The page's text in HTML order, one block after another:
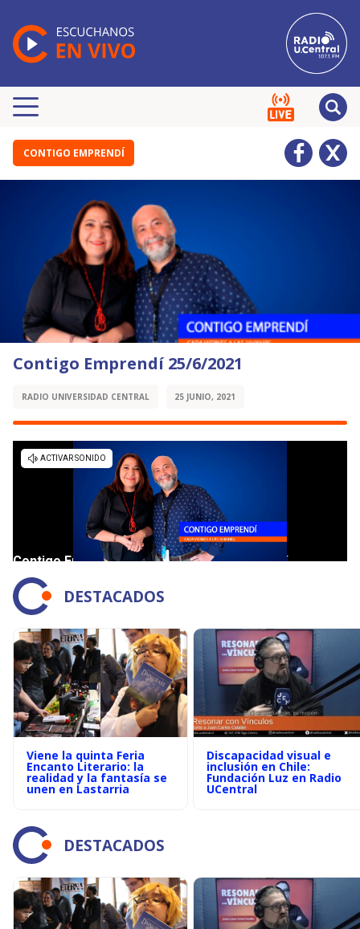
CONTIGO EMPRENDÍ
Contigo Emprendí 25/6/2021
RADIO UNIVERSIDAD CENTRAL 25 JUNIO, 2021
DESTACADOS
Viene la quinta Feria
Encanto Literario: la
realidad y la fantasía se
unen en Lastarria
Discapacidad visual e
inclusión en Chile:
Fundación Luz en Radio
UCentral
DESTACADOS